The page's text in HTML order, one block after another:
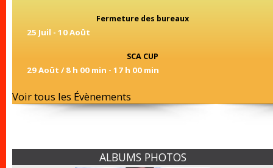
Fermeture des bureaux
25 Juil - 10 Août
SCA CUP
29 Août / 8 h 00 min - 17 h 00 min
Voir tous les Évènements
ALBUMS PHOTOS